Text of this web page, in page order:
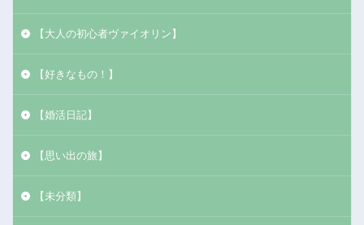
【大人の初心者ヴァイオリン】
【好きなもの！】
【婚活日記】
【思い出の旅】
【未分類】